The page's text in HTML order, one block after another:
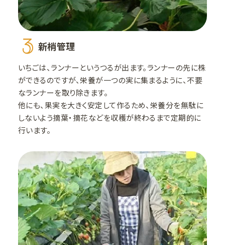
3 新梢管理
いちごは、ランナーというつるが出ます。ランナーの先に株
ができるのですが、栄養が一つの実に集まるように、不要
なランナーを取り除きます。
他にも、果実を大きく安定して作るため、栄養分を無駄に
しないよう摘葉・摘花などを収穫が終わるまで定期的に
行います。